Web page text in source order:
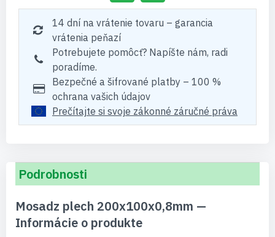
14 dní na vrátenie tovaru – garancia
vrátenia peňazí
Potrebujete pomôcť? Napíšte nám, radi
poradíme.
Bezpečné a šifrované platby – 100 %
ochrana vašich údajov
Prečítajte si svoje zákonné záručné práva
Podrobnosti
Mosadz plech 200x100x0,8mm —
Informácie o produkte